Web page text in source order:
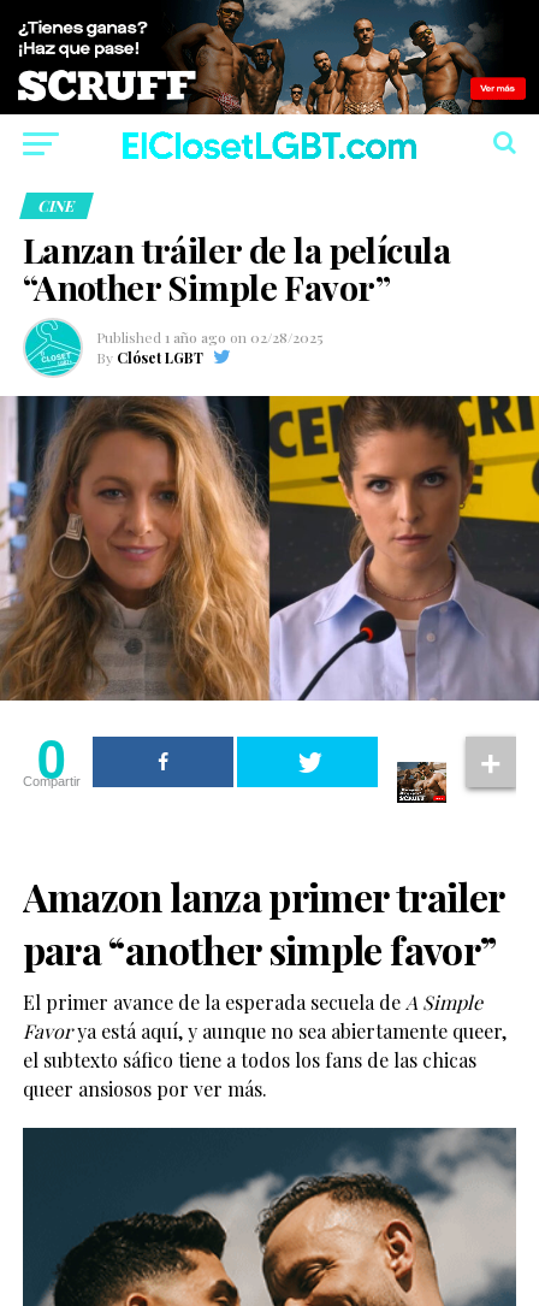
CINE
Lanzan tráiler de la película
“Another Simple Favor”
Published 1 año ago on 02/28/2025
By Clóset LGBT
0
Compartir
Amazon lanza primer trailer
para “another simple favor”
El primer avance de la esperada secuela de A Simple
Favorya está aquí, y aunque no sea abiertamente queer,
el subtexto sáfico tiene a todos los fans de las chicas
queer ansiosos por ver más.